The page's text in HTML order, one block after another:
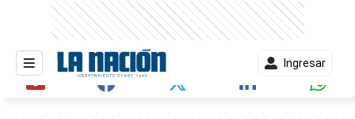
Ingresar